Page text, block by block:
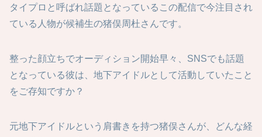
タイプロと呼ばれ話題となっているこの配信で今注目され
ている人物が候補生の猪俣周杜さんです。
整った顔立ちでオーディション開始早々、SNSでも話題
となっている彼は、地下アイドルとして活動していたこと
をご存知ですか？
元地下アイドルという肩書きを持つ猪俣さんが、どんな経